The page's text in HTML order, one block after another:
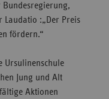
Bundesregierung,
:„Der Preis
fördern.“
Ursulinenschule
Jung und Alt
Aktionen